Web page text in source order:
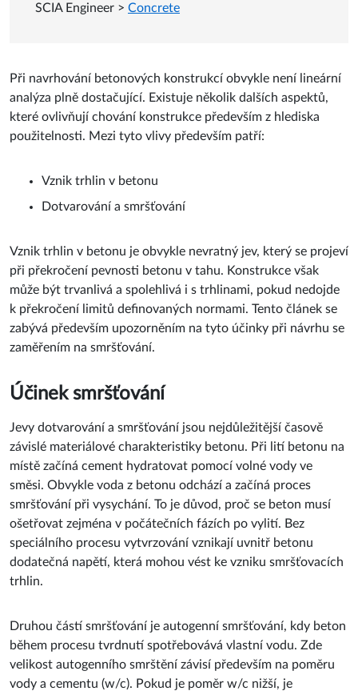
SCIA Engineer > Concrete
Při navrhování betonových konstrukcí obvykle není lineární
analýza plně dostačující. Existuje několik dalších aspektů,
které ovlivňují chování konstrukce především z hlediska
použitelnosti. Mezi tyto vlivy především patří:
Vznik trhlin v betonu
Dotvarování a smršťování
Vznik trhlin v betonu je obvykle nevratný jev, který se projeví
při překročení pevnosti betonu v tahu. Konstrukce však
může být trvanlivá a spolehlivá i s trhlinami, pokud nedojde
k překročení limitů definovaných normami. Tento článek se
zabývá především upozorněním na tyto účinky při návrhu se
zaměřením na smršťování.
Účinek smršťování
Jevy dotvarování a smršťování jsou nejdůležitější časově
závislé materiálové charakteristiky betonu. Při lití betonu na
místě začíná cement hydratovat pomocí volné vody ve
směsi. Obvykle voda z betonu odchází a začíná proces
smršťování při vysychání. To je důvod, proč se beton musí
ošetřovat zejména v počátečních fázích po vylití. Bez
speciálního procesu vytvrzování vznikají uvnitř betonu
dodatečná napětí, která mohou vést ke vzniku smršťovacích
trhlin.
Druhou částí smršťování je autogenní smršťování, kdy beton
během procesu tvrdnutí spotřebovává vlastní vodu. Zde
velikost autogenního smrštění závisí především na poměru
vody a cementu (w/c). Pokud je poměr w/c nižší, je